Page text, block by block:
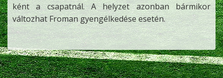
ként a csapatnál. A helyzet azonban bármikor
változhat Froman gyengélkedése esetén.